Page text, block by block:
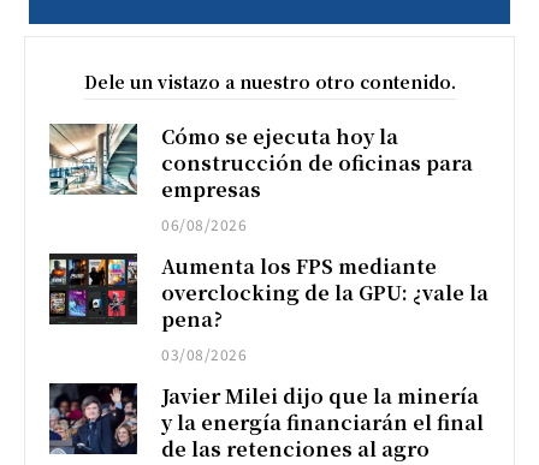
Dele un vistazo a nuestro otro contenido.
Cómo se ejecuta hoy la
construcción de oficinas para
empresas
06/08/2026
Aumenta los FPS mediante
overclocking de la GPU: ¿vale la
pena?
03/08/2026
Javier Milei dijo que la minería
y la energía financiarán el final
de las retenciones al agro